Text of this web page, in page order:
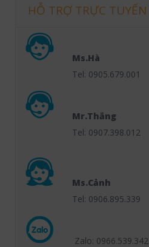
HỖ TRỢ TRỰC TUYẾN
Ms.Hà
Tel: 0905.679.001
Mr.Thắng
Tel: 0907.398.012
Ms.Cảnh
Tel: 0906.895.339
Zalo: 0966.539.342